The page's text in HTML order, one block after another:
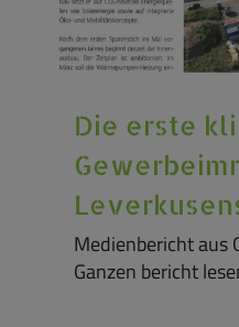
Die erste
Medienbericht aus
Ganzen bericht